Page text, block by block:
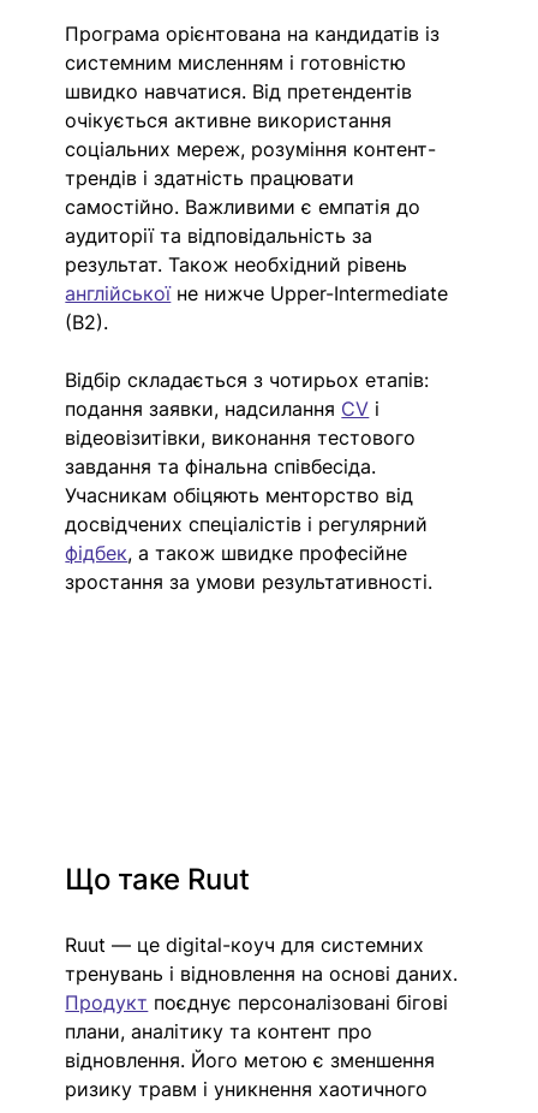
Програма орієнтована на кандидатів із
системним мисленням і готовністю
швидко навчатися. Від претендентів
очікується активне використання
соціальних мереж, розуміння контент-
трендів і здатність працювати
самостійно. Важливими є емпатія до
аудиторії та відповідальність за
результат. Також необхідний рівень
англійської не нижче Upper-Intermediate
(B2).
Відбір складається з чотирьох етапів:
подання заявки, надсилання CV і
відеовізитівки, виконання тестового
завдання та фінальна співбесіда.
Учасникам обіцяють менторство від
досвідчених спеціалістів і регулярний
фідбек, а також швидке професійне
зростання за умови результативності.
Що таке Ruut
Ruut — це digital-коуч для системних
тренувань і відновлення на основі даних.
Продукт поєднує персоналізовані бігові
плани, аналітику та контент про
відновлення. Його метою є зменшення
ризику травм і уникнення хаотичного